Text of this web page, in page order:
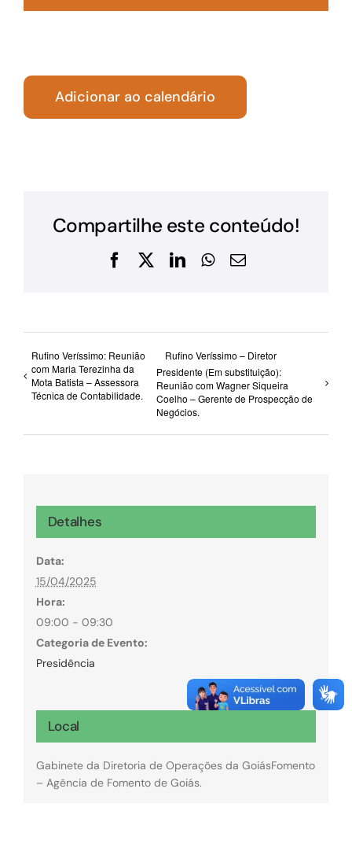
Adicionar ao calendário
Compartilhe este conteúdo!
Facebook
X LinkedInWhatsApp
E-
Rufino Veríssimo: Reunião
com Maria Terezinha da
Mota Batista – Assessora
Técnica de Contabilidade.
Rufino Veríssimo – Diretor
Presidente (Em substituição):
Reunião com Wagner Siqueira
Coelho – Gerente de Prospecção de
Negócios.
Detalhes
Data:
15/04/2025
Hora:
09:00 - 09:30
Categoria de Evento:
Presidência
Local
Gabinete da Diretoria de Operações da GoiásFomento
– Agência de Fomento de Goiás.